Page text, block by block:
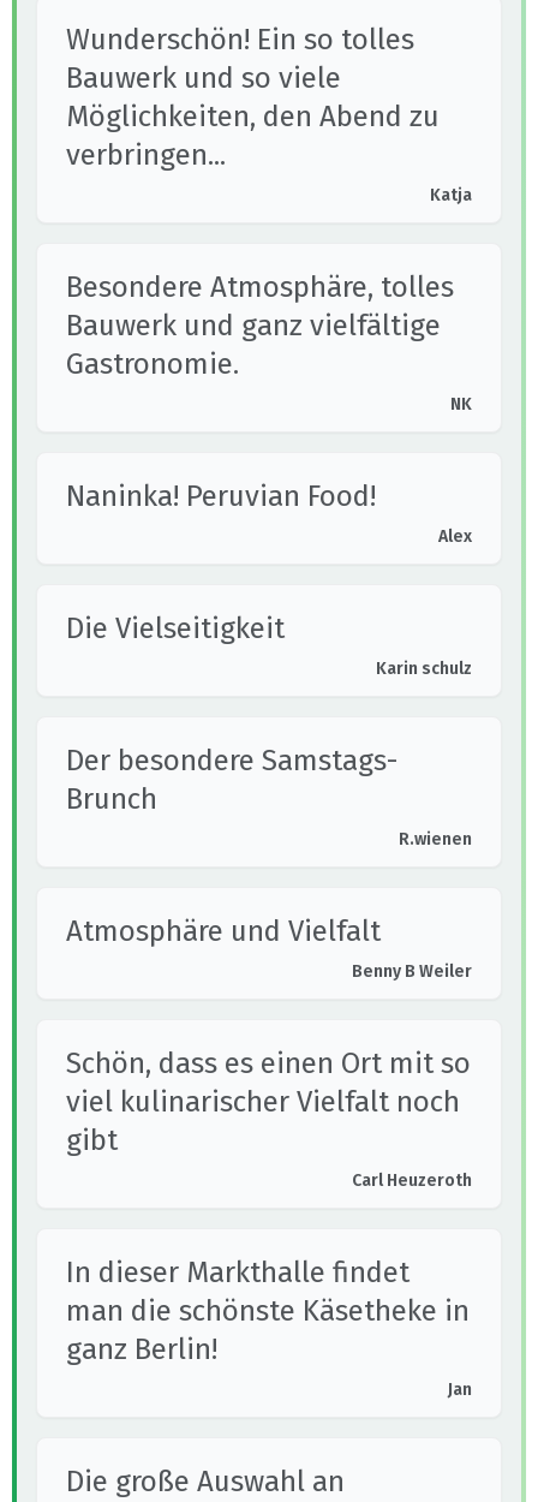
Wunderschön! Ein so tolles
Bauwerk und so viele
Möglichkeiten, den Abend zu
verbringen...
Katja
Besondere Atmosphäre, tolles
Bauwerk und ganz vielfältige
Gastronomie.
NK
Naninka! Peruvian Food!
Alex
Die Vielseitigkeit
Karin schulz
Der besondere Samstags-
Brunch
R.wienen
Atmosphäre und Vielfalt
Benny B Weiler
Schön, dass es einen Ort mit so
viel kulinarischer Vielfalt noch
gibt
Carl Heuzeroth
In dieser Markthalle findet
man die schönste Käsetheke in
ganz Berlin!
Jan
Die große Auswahl an